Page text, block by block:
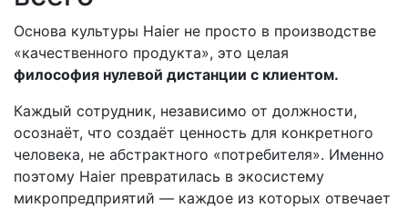
Основа культуры Haier не просто в производстве
«качественного продукта», это целая
философия нулевой дистанции с клиентом.
Каждый сотрудник, независимо от должности,
осознаёт, что создаёт ценность для конкретного
человека, не абстрактного «потребителя». Именно
поэтому Haier превратилась в экосистему
микропредприятий — каждое из которых отвечает